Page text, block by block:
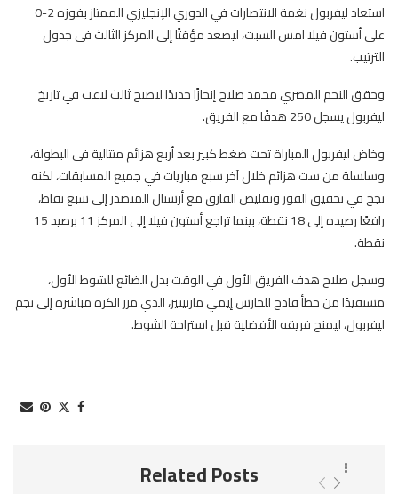
استعاد ليفربول نغمة الانتصارات في الدوري الإنجليزي الممتاز بفوزه 2-0
على أستون فيلا امس السبت، ليصعد مؤقتًا إلى المركز الثالث في جدول
الترتيب.
وحقق النجم المصري محمد صلاح إنجازًا جديدًا ليصبح ثالث لاعب في تاريخ
ليفربول يسجل 250 هدفًا مع الفريق.
وخاض ليفربول المباراة تحت ضغط كبير بعد أربع هزائم متتالية في البطولة،
وسلسلة من ست هزائم خلال آخر سبع مباريات في جميع المسابقات، لكنه
نجح في تحقيق الفوز وتقليص الفارق مع أرسنال المتصدر إلى سبع نقاط،
رافعًا رصيده إلى 18 نقطة، بينما تراجع أستون فيلا إلى المركز 11 برصيد 15
نقطة.
وسجل صلاح هدف الفريق الأول في الوقت بدل الضائع للشوط الأول،
مستفيدًا من خطأ فادح للحارس إيمي مارتينيز، الذي مرر الكرة مباشرة إلى نجم
ليفربول، ليمنح فريقه الأفضلية قبل استراحة الشوط.
Related Posts